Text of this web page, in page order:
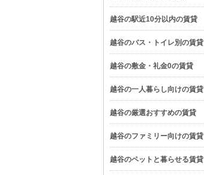
越谷の駅近10分以内の賃貸
越谷のバス・トイレ別の賃貸
越谷の敷金・礼金0の賃貸
越谷の一人暮らし向けの賃貸
越谷の厳選おすすめの賃貸
越谷のファミリー向けの賃貸
越谷のペットと暮らせる賃貸